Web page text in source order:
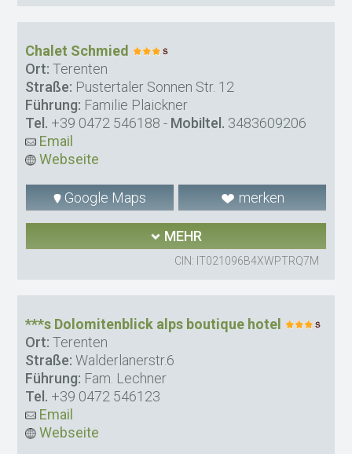
Chalet Schmied
Ort: Terenten
Straße: Pustertaler Sonnen Str. 12
Führung: Familie Plaickner
Tel. +39 0472 546188 - Mobiltel. 3483609206
Email
Webseite
Google Maps merken
MEHR
CIN: IT021096B4XWPTRQ7M
***s Dolomitenblick alps boutique hotel
Ort: Terenten
Straße: Walderlanerstr.6
Führung: Fam. Lechner
Tel. +39 0472 546123
Email
Webseite